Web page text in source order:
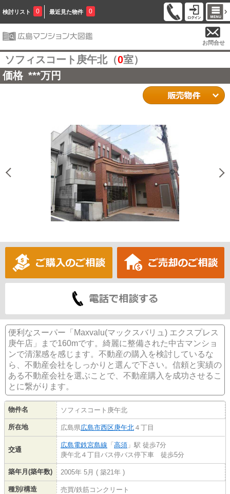
検討リスト 0 最近見た物件 0
お問合せ
ソフィスコート庚午北（0室）
価格 ***万円
便利なスーパー「Maxvalu(マックスバリュ) エクスプレス
庚午店」まで160mです。綺麗に整備された中古マンショ
ンで清潔感を感じます。不動産の購入を検討しているな
ら、不動産会社をしっかりと選んで下さい。信頼と実績の
ある不動産会社を選ぶことで、不動産購入を成功させるこ
とに繋がります。
物件名 ソフィスコート庚午北
所在地 広島県広島市西区庚午北 ４丁目
交通
広島電鉄宮島線 「高須 」駅 徒歩7分
庚午北４丁目バス停バス停下車 徒歩5分
築年月(築年数) 2005年 5月 ( 築21年 )
種別/構造 売買/鉄筋コンクリート